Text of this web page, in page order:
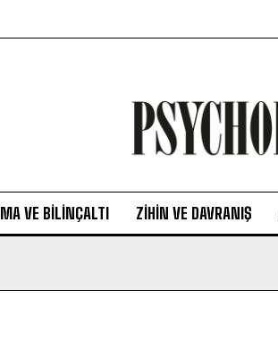
VE BILINÇALTI ZIHIN VE DAVRANIŞ